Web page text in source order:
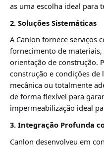
as uma escolha ideal para
2. Soluções Sistemáticas
A Canlon fornece serviços
fornecimento de
orientação de construção.
construção e condições de
mecânica ou totalmente
de forma flexível para
impermeabilização ideal
3. Integração Profunda
Canlon desenvolveu em